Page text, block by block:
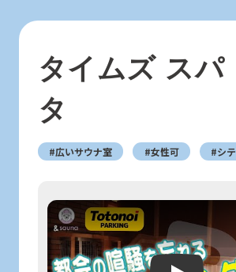
タイムズ スパ
タ
#広いサウナ室 #女性可 #シ